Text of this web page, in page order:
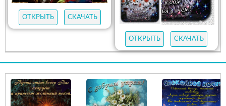
ОТКРЫТЬ СКАЧАТЬ
ОТКРЫТЬ СКАЧАТЬ